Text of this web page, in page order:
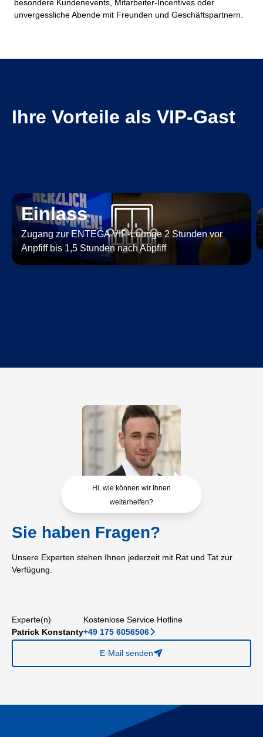
besondere Kundenevents, Mitarbeiter-Incentives oder
unvergessliche Abende mit Freunden und Geschäftspartnern.
Ihre Vorteile als VIP-Gast
Einlass
Zugang zur ENTEGA VIP-Lounge 2 Stunden vor
Anpfiff bis 1,5 Stunden nach Abpfiff
Hi, wie können wir Ihnen
weiterhelfen?
Sie haben Fragen?
Unsere Experten stehen Ihnen jederzeit mit Rat und Tat zur
Verfügung.
Experte(n)
Patrick Konstanty
Kostenlose Service Hotline
+49 175 6056506􀆊
E-Mail senden􀈠